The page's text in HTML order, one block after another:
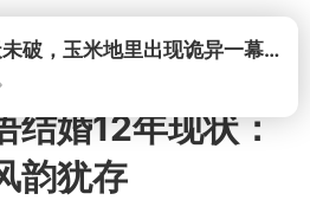
打开
结婚12年现状：
韵犹存